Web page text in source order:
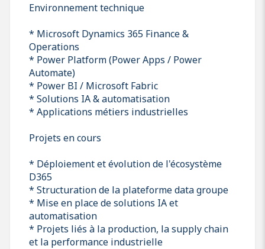
Environnement technique
* Microsoft Dynamics 365 Finance &
Operations
* Power Platform (Power Apps / Power
Automate)
* Power BI / Microsoft Fabric
* Solutions IA & automatisation
* Applications métiers industrielles
Projets en cours
* Déploiement et évolution de l'écosystème
D365
* Structuration de la plateforme data groupe
* Mise en place de solutions IA et
automatisation
* Projets liés à la production, la supply chain
et la performance industrielle